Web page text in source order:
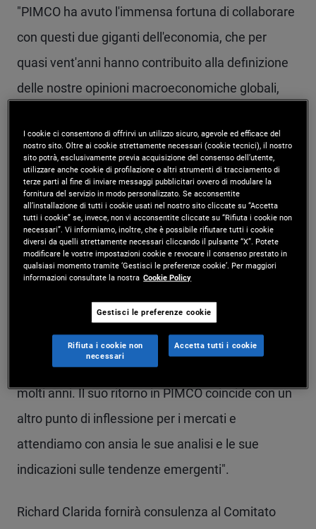
"PIMCO ha avuto l'immensa fortuna di collaborare
con questi due giganti dell'economia, che per
quasi vent'anni hanno contribuito alla definizione
delle nostre opinioni macroeconomiche globali,
mondo in rapida evoluzione in modo da poter
prendere le migliori decisioni d'investimento per i
nostri clienti", ha dichiarato Dan Ivascyn, Group
Chief Investment Officer di PIMCO. "Il lavoro di
Rich come architetto della tesi della Nuova
neutralità di PIMCO nel 2014, secondo cui il calo
avrebbe influito sulle valutazioni dei mercati
obbligazionari, è solo un esempio delle preziose
intuizioni da lui fornite ai clienti PIMCO nel corso di
molti anni. Il suo ritorno in PIMCO coincide con un
altro punto di inflessione per i mercati e
attendiamo con ansia le sue analisi e le sue
indicazioni sulle tendenze emergenti".
Richard Clarida fornirà consulenza al Comitato
I cookie ci consentono di offrirvi un utilizzo sicuro, agevole ed efficace del
nostro sito. Oltre ai cookie strettamente necessari (cookie tecnici), il nostro
sito potrà, esclusivamente previa acquisizione del consenso dell’utente,
utilizzare anche cookie di profilazione o altri strumenti di tracciamento di
terze parti al fine di inviare messaggi pubblicitari ovvero di modulare la
fornitura del servizio in modo personalizzato. Se acconsentite
all’installazione di tutti i cookie usati nel nostro sito cliccate su “Accetta
tutti i cookie” se, invece, non vi acconsentite cliccate su “Rifiuta i cookie non
necessari”. Vi informiamo, inoltre, che è possibile rifiutare tutti i cookie
diversi da quelli strettamente necessari cliccando il pulsante “X”. Potete
modificare le vostre impostazioni cookie e revocare il consenso prestato in
qualsiasi momento tramite ‘Gestisci le preferenze cookie’. Per maggiori
informazioni consultate la nostra Cookie Policy
Gestisci le preferenze cookie
Rifiuta i cookie non
necessari
Accetta tutti i cookie